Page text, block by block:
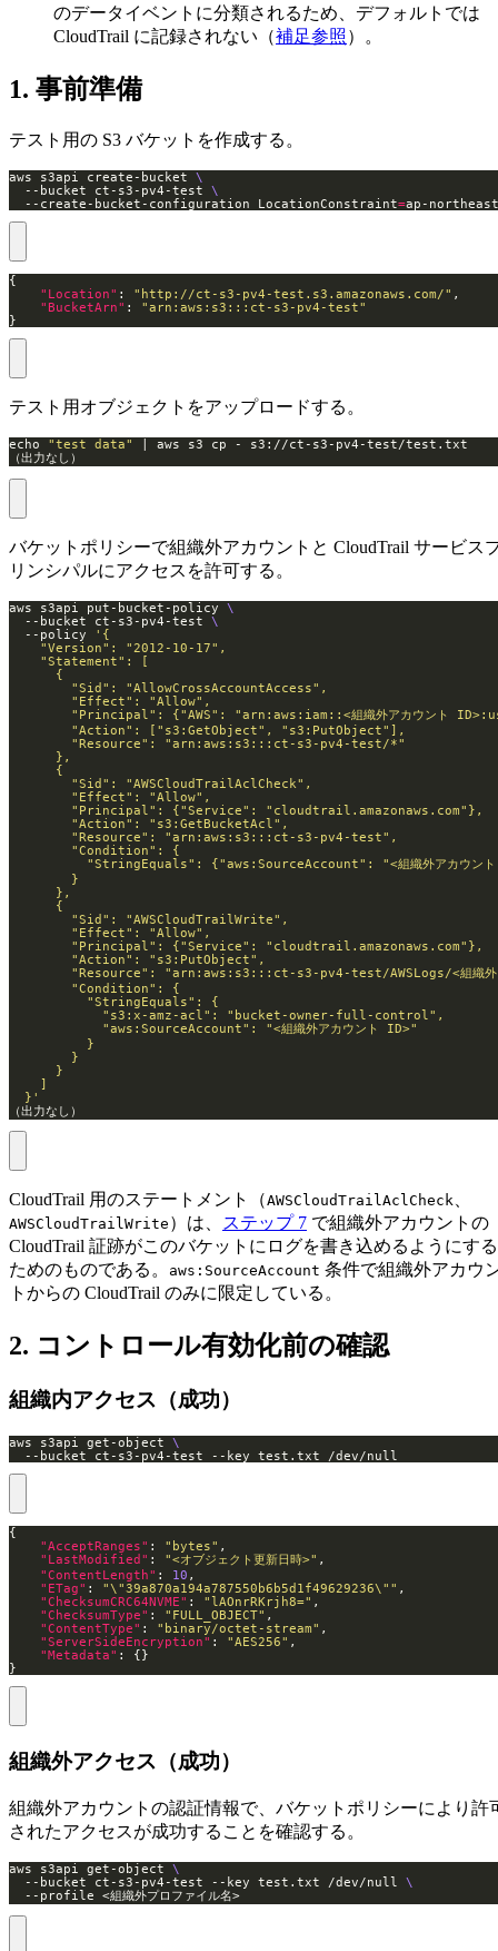
のデータイベントに分類されるため、デフォルトでは
CloudTrail に記録されない（補足参照）。
1. 事前準備
テスト用の S3 バケットを作成する。
aws s3api create-bucket
  --bucket ct-s3-pv4-test
  --create-bucket-configuration LocationConstraint
=ap-
"Location" : "http://ct-s3-pv4-test.s3.amazonaws.com/"
"BucketArn" : "arn:aws:s3:::ct-s3-pv4-test"
}
テスト用オブジェクトをアップロードする。
echo "test data"
（出力なし）
バケットポリシーで組織外アカウントと CloudTrail サービス
リンシパルにアクセスを許可する。
aws s3api put-bucket-policy
  --bucket ct-s3-pv4-test
  --policy
  }'
（出力なし）
CloudTrail 用のステートメント（AWSCloudTrailAclCheck
AWSCloudTrailWrite ）は、 ステップ 7 で組織外アカウントの
CloudTrail 証跡がこのバケットにログを書き込めるようにする
ためのものである。
aws:SourceAccount 条件で組織外アカウ
トからの CloudTrail のみに限定している。
2. コントロール有効化前の確認
組織内アクセス（成功）
aws s3api get-object
  --bucket ct-s3-pv4-test --key test.txt /dev/null
"AcceptRanges" : "bytes"
"LastModified" : "<オブジェクト更新日時>"
"ContentLength" : 10
"ETag" : "\"39a870a194a787550b6b5d1f49629236\""
"ChecksumCRC64NVME" : "lAOnrRKrjh8="
"ChecksumType" : "FULL_OBJECT"
"ContentType" : "binary/octet-stream"
"ServerSideEncryption" : "AES256"
"Metadata"
}
組織外アクセス（成功）
組織外アカウントの認証情報で、バケットポリシーにより許
されたアクセスが成功することを確認する。
aws s3api get-object
  --bucket ct-s3-pv4-test --key test.txt /dev/null
  --profile <組織外プロファイル名>